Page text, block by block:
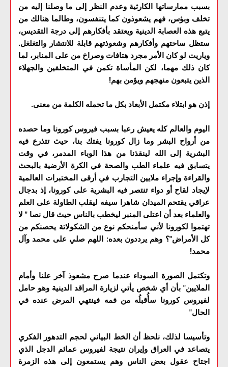
بسبب ممارساتها الكارثية وعدم النظر إلى ما وصلنا إليه من
تخلف وبؤس، فهم يشعوذون كما يتنفسون، وطالما هنالك من
يتبع هذه العصابة الدينية ويعتقد بأفكارهم إلى درجة التقديس،
ستظل ساحتهم وأفكارهم وشعوذتهم قابلة للانتشار والتغلغل.
وياريت لو كان الأمر مجرد هتافات وصراخ من على المنابر، لما
كان ذلك مهما، لكن المأساة تكمن في المتخلفين والجهلاء
الذين يتبعون منهجهم ويؤمن بهم!
إذن هو ابتلاء مكتمل الأبعاد بكل ما تحمله الكلمة من معنى.
اليوم والعالم كله يعيش رعبا بسبب فيروس كورونا وما حصده
من أرواح البشر وما زال كورونا يفتك بنا، حيث تتذرع فيه
البشرية إلى الله لينقذنا من هذا الوباء المدمر، في وقت
يتسابق فيه علماء الطب والصحة في الكرة الأرضية بالبحث
والقراءة وإجراء ملايين التجارب في أرقى المختبرات العالمية
لإيجاد لقاح أو دواء تنتصر فيه البشرية على كورونا، إذ بدجال
عراقي يقتحم الميدان شاهرا سيفه ليقلب الطاولة على العلم
والعلماء بعد أن اعتلى المنبر ليخطب بالناس حيث قال نصا " لا
تهتموا لكورونا لأني سأمنحكم نوع من الشكولاتة يحصنكم من
كل الأمراض"؟ وهم يرددون بعده: اللهم صلي على محمد وآل
محمد!
وتكتمل الصورة السوداء عندما صرح مشعوذ آخر علنا وأمام
الملايين" بأن أي شخص يأتي لزيارة المراقد الدينية وهو حامل
لفيروس كورونا سأُقبلُه من فمه فينتهي المرض عنده في
الحال"
وتأسيسا لذلك، نلحظ أن الخط البياني لحجم التدهور الفكري
يتصاعد في العراق وإيران نتيجة لفيروس عمائم الدجل الذي
اجتاح عقول بعض الناس وهم يستمعون إلى هذه الزمرة